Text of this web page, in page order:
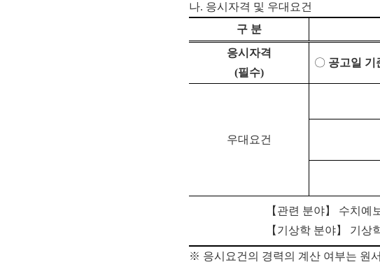
나. 응시자격 및 우대요건
구 분
응시자격
(필수)
〇 공고일 기
우대요건
【 관련 분야】 수치예
【 기상학 분야】 기상
※ 응시요건의 경력의 계산 여부는 원